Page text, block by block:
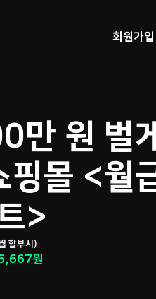
회원가입
만 원 벌
핑몰 <월
>
할부시)
원